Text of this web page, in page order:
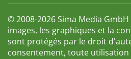
© 2008-2026 Sima Media
images, les graphiques et la
sont protégés par le droit
consentement, toute utilisation